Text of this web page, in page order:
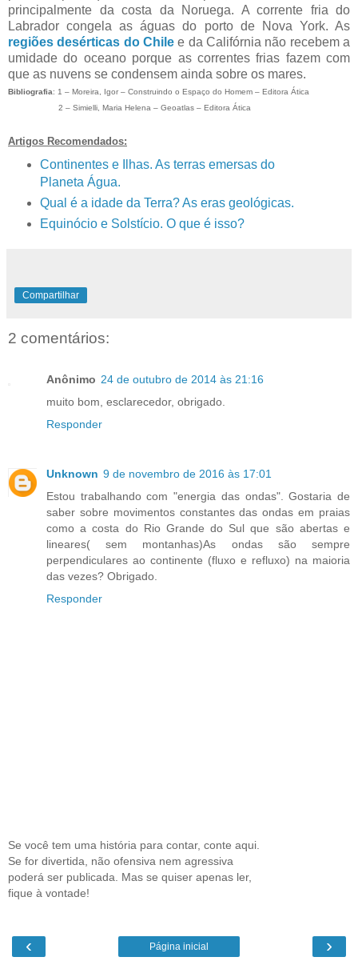
principalmente da costa da Noruega. A corrente fria do
Labrador congela as águas do porto de Nova York. As
regiões desérticas do Chile e da Califórnia não recebem a
umidade do oceano porque as correntes frias fazem com
que as nuvens se condensem ainda sobre os mares.
Bibliografia: 1 – Moreira, Igor – Construindo o Espaço do Homem – Editora Ática
2 – Simielli, Maria Helena – Geoatlas – Editora Ática
Artigos Recomendados:
Continentes e Ilhas. As terras emersas do
Planeta Água.
Qual é a idade da Terra? As eras geológicas.
Equinócio e Solstício. O que é isso?
Compartilhar
2 comentários:
Anônimo 24 de outubro de 2014 às 21:16
muito bom, esclarecedor, obrigado.
Responder
Unknown 9 de novembro de 2016 às 17:01
Estou trabalhando com "energia das ondas". Gostaria de
saber sobre movimentos constantes das ondas em praias
como a costa do Rio Grande do Sul que são abertas e
lineares( sem montanhas)As ondas são sempre
perpendiculares ao continente (fluxo e refluxo) na maioria
das vezes? Obrigado.
Responder
Se você tem uma história para contar, conte aqui.
Se for divertida, não ofensiva nem agressiva
poderá ser publicada. Mas se quiser apenas ler,
fique à vontade!
‹ ›
Página inicial